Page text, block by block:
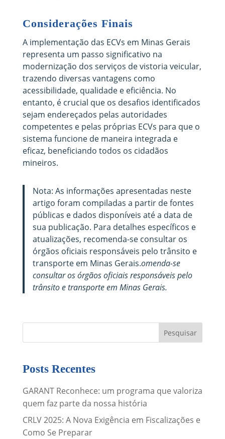
Considerações Finais
A implementação das ECVs em Minas Gerais
representa um passo significativo na
modernização dos serviços de vistoria veicular,
trazendo diversas vantagens como
acessibilidade, qualidade e eficiência. No
entanto, é crucial que os desafios identificados
sejam endereçados pelas autoridades
competentes e pelas próprias ECVs para que o
sistema funcione de maneira integrada e
eficaz, beneficiando todos os cidadãos
mineiros.
Nota: As informações apresentadas neste
artigo foram compiladas a partir de fontes
públicas e dados disponíveis até a data de
sua publicação. Para detalhes específicos e
atualizações, recomenda-se consultar os
órgãos oficiais responsáveis pelo trânsito e
transporte em Minas Gerais.omenda-se
consultar os órgãos oficiais responsáveis pelo
trânsito e transporte em Minas Gerais.
Posts Recentes
GARANT Reconhece: um programa que valoriza
quem faz parte da nossa história
CRLV 2025: A Nova Exigência em Fiscalizações e
Como Se Preparar